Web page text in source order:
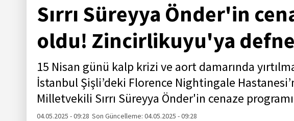
Sırrı Süreyya Önder'in
oldu! Zincirlikuyu'ya
15 Nisan günü kalp krizi ve aort damarında
İstanbul Şişli’deki Florence Nightingale
Milletvekili Sırrı Süreyya Önder'in cenaze
04.05.2025 - 09:28 Son Güncelleme:04.05.2025 - 09:28